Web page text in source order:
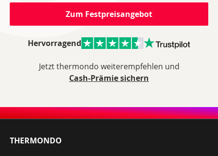
Zum Festpreisangebot
Hervorragend
Jetzt thermondo weiterempfehlen und
Cash-Prämie sichern
THERMONDO